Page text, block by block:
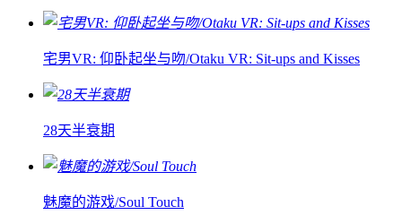
宅男VR: 仰卧起坐与吻/Otaku VR: Sit-ups and Kisses
28天半衰期
魅魔的游戏/Soul Touch